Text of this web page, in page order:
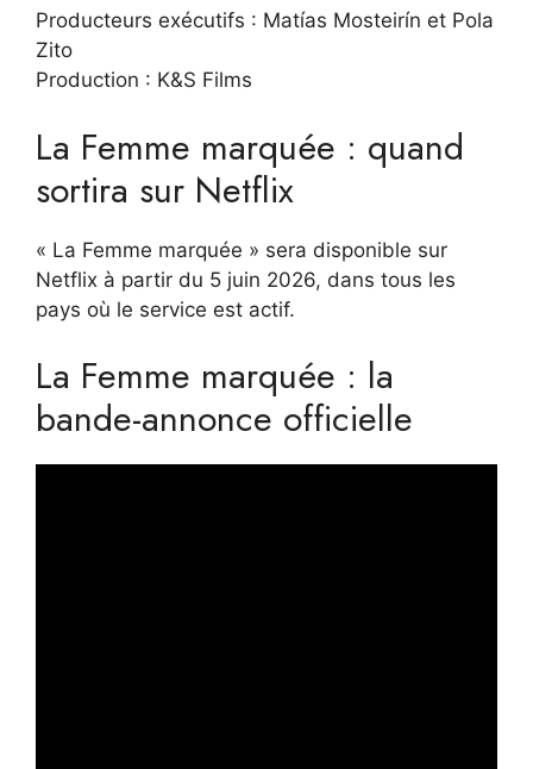
Producteurs exécutifs : Matías Mosteirín et Pola
Zito
Production : K&S Films
La Femme marquée : quand
sortira sur Netflix
« La Femme marquée » sera disponible sur
Netflix à partir du 5 juin 2026, dans tous les
pays où le service est actif.
La Femme marquée : la
bande-annonce officielle